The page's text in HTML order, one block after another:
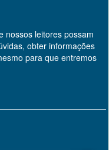
nossos leitores possam
obter informações
para que entremos